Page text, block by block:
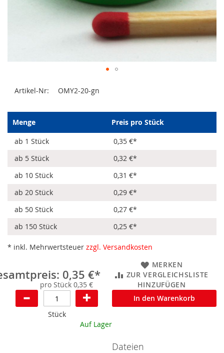
Anfang
Bildergalerie
springen
Artikel-Nr: OMY2-20-gn
Menge
Preis pro Stück
ab 1 Stück
0,35 €*
ab 5 Stück
0,32 €*
ab 10 Stück
0,31 €*
ab 20 Stück
0,29 €*
ab 50 Stück
0,27 €*
ab 150 Stück
0,25 €*
* inkl. Mehrwertsteuer zzgl. Versandkosten
0,35 €*
pro Stück 0,35 €
MERKEN
ZUR VERGLEICHSLISTE
HINZUFÜGEN
Stück
In den Warenkorb
Auf Lager
Dateien